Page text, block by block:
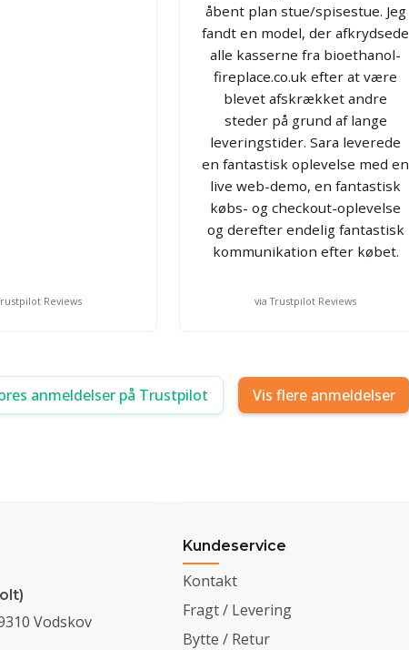
Reviews
åbent plan stue/spisestue. Jeg
fandt en model, der afkrydsede
alle kasserne fra bioethanol-
fireplace.co.uk efter at være
blevet afskrækket andre
steder på grund af lange
leveringstider. Sara leverede
en fantastisk oplevelse med en
live web-demo, en fantastisk
købs- og checkout-oplevelse
og derefter endelig fantastisk
kommunikation efter købet.
via Trustpilot Reviews
anmeldelser på Trustpilot Vis flere anmeldelser
Vodskov
Kundeservice
Kontakt
Fragt / Levering
Bytte / Retur